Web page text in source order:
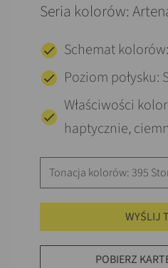
Seria kolorów:
Schemat
Poziom połysku:
Właściwości
haptycznie,
Tonacja kolorów: 395
WYŚLIJ
POBIERZ